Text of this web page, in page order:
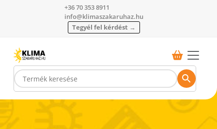
+36 70 353 8911
info@klimaszakaruhaz.hu
Tegyél fel kérdést →